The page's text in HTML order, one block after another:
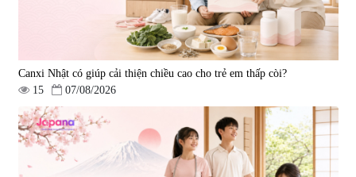
Canxi Nhật có giúp cải thiện chiều cao cho trẻ em thấp còi?
15
07/08/2026